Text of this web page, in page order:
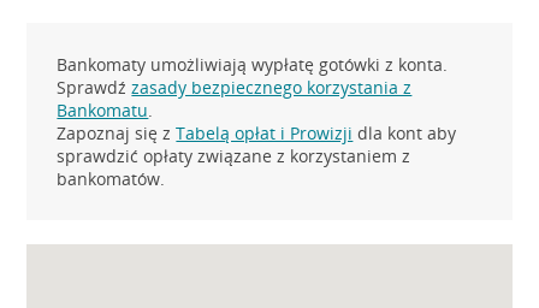
Bankomaty umożliwiają wypłatę gotówki z konta.
Sprawdźzasady bezpiecznego korzystania z
Bankomatu.
Zapoznaj się zTabelą opłat i Prowizji dla kont aby
sprawdzić opłaty związane z korzystaniem z
bankomatów.